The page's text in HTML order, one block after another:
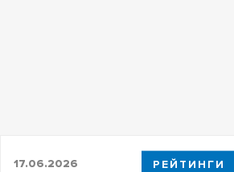
17.06.2026 РЕЙТИНГИ